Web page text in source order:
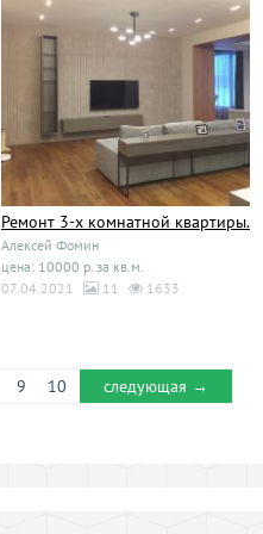
Ремонт 3-х комнатной квартиры.
Алексей Фомин
цена: 10000 р. за кв.м.
07.04.2021
11 1633
9 10 следующая →